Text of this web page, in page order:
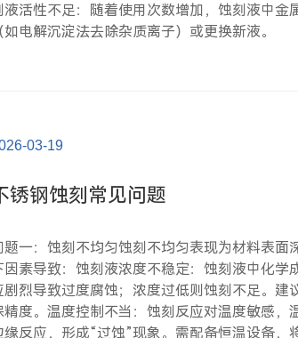
液活性不足：随着使用次数增加，蚀刻液中
如电解沉淀法去除杂质离子）或更换新液。
03-19
锈钢蚀刻常见问题
题一：蚀刻不均匀蚀刻不均匀表现为材料表
因素导致：蚀刻液浓度不稳定：蚀刻液中化
剧烈导致过度腐蚀；浓度过低则蚀刻不足。
精度。温度控制不当：蚀刻反应对温度敏感
缘反应，形成“过蚀”现象。需配备恒温设备，